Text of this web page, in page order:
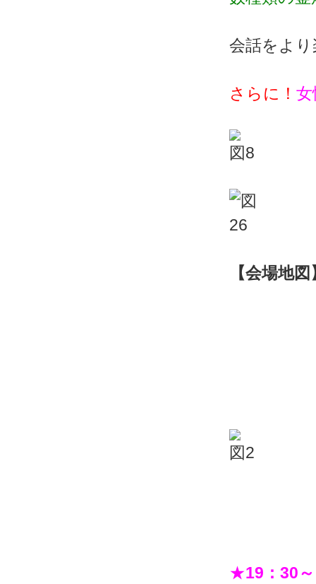
会話をよ
さらに！
【会場地図
★19：30～